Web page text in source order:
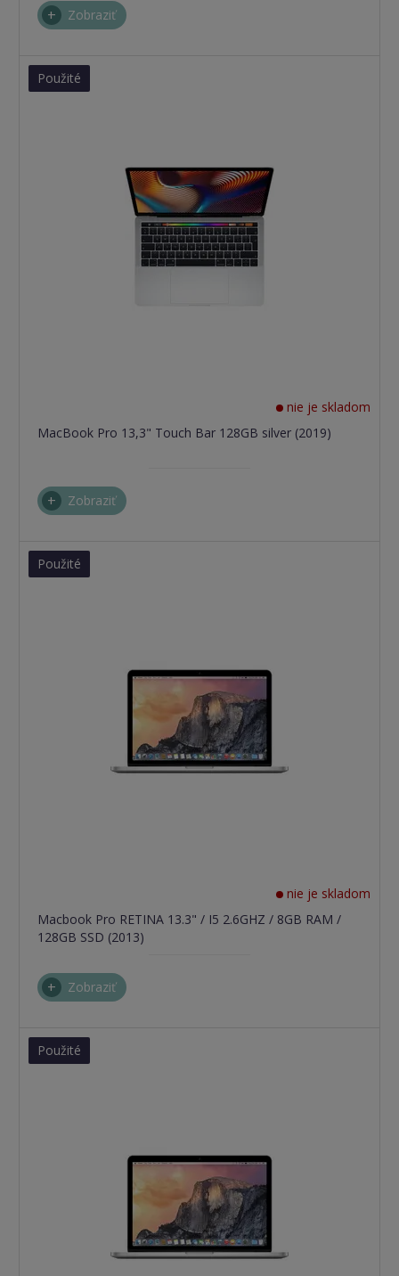
Zobraziť
Použité
nie je skladom
MacBook Pro 13,3" Touch Bar 128GB silver (2019)
Zobraziť
Použité
nie je skladom
Macbook Pro RETINA 13.3" / I5 2.6GHZ / 8GB RAM /
128GB SSD (2013)
Zobraziť
Použité